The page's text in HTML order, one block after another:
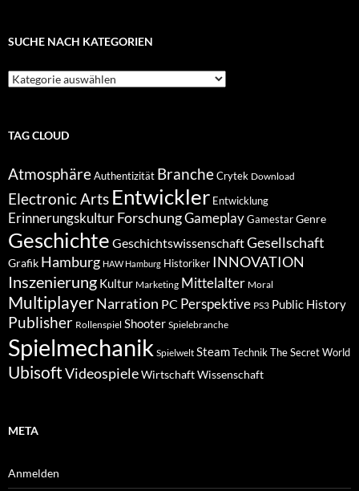
SUCHE NACH KATEGORIEN
Suche
nach
TAG CLOUD
Atmosphäre Authentizität Branche Crytek Download
Electronic Arts Entwickler Entwicklung
Erinnerungskultur ForschungGameplay Gamestar Genre
Geschichte GeschichtswissenschaftGesellschaft
Grafik Hamburg HAW Hamburg Historiker INNOVATION
Inszenierung Kultur Marketing Mittelalter Moral
MultiplayerNarration PC Perspektive PS3 Public History
Publisher Rollenspiel Shooter Spielebranche
Spielmechanik Spielwelt Steam Technik The Secret World
UbisoftVideospieleWirtschaftWissenschaft
META
Anmelden